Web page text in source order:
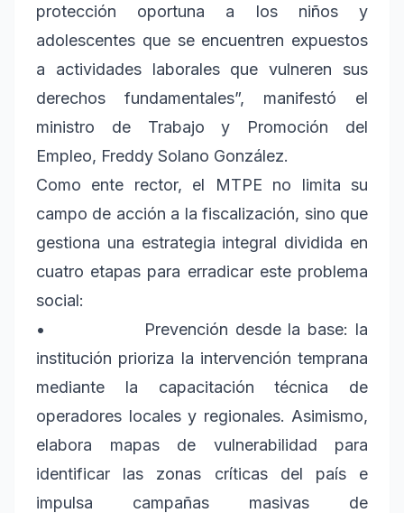
protección oportuna a los niños y
adolescentes que se encuentren expuestos
a actividades laborales que vulneren sus
derechos fundamentales”, manifestó el
ministro de Trabajo y Promoción del
Empleo, Freddy Solano González.
Como ente rector, el MTPE no limita su
campo de acción a la fiscalización, sino que
gestiona una estrategia integral dividida en
cuatro etapas para erradicar este problema
social:
•
Prevención desde la base: la
institución prioriza la intervención temprana
mediante la capacitación técnica de
operadores locales y regionales. Asimismo,
elabora mapas de vulnerabilidad para
identificar las zonas críticas del país e
impulsa campañas masivas de